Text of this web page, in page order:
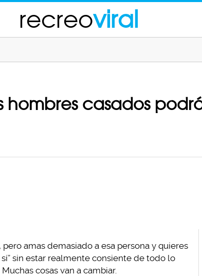
recreoviral
hombres casados
amas demasiado a esa persona y quieres
sin estar realmente consiente de todo lo
cosas van a cambiar.